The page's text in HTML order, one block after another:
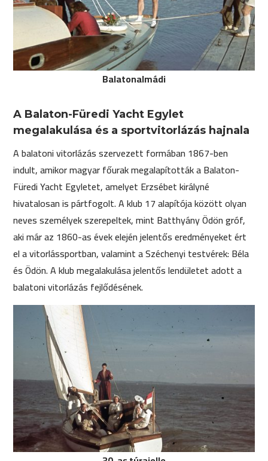
Balatonalmádi
A Balaton-Füredi Yacht Egylet
megalakulása és a sportvitorlázás hajnala
A balatoni vitorlázás szervezett formában 1867-ben
indult, amikor magyar főurak megalapították a Balaton-
Füredi Yacht Egyletet, amelyet Erzsébet királyné
hivatalosan is pártfogolt. A klub 17 alapítója között olyan
neves személyek szerepeltek, mint Batthyány Ödön gróf,
aki már az 1860-as évek elején jelentős eredményeket ért
el a vitorlássportban, valamint a Széchenyi testvérek: Béla
és Ödön. A klub megalakulása jelentős lendületet adott a
balatoni vitorlázás fejlődésének.